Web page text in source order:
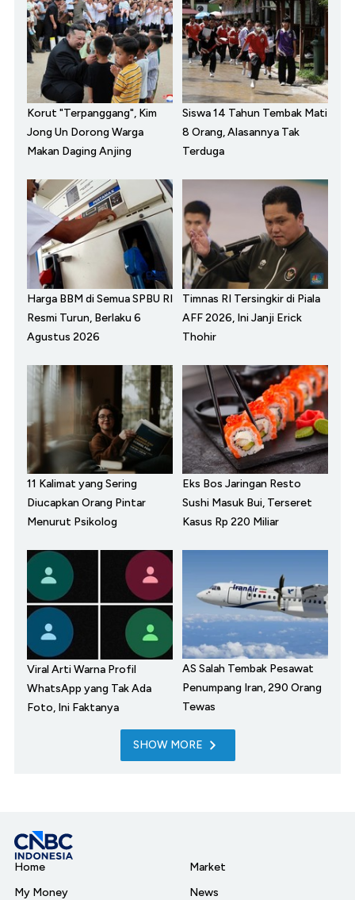
Korut "Terpanggang", Kim
Jong Un Dorong Warga
Makan Daging Anjing
Siswa 14 Tahun Tembak Mati
8 Orang, Alasannya Tak
Terduga
Harga BBM di Semua SPBU RI
Resmi Turun, Berlaku 6
Agustus 2026
Timnas RI Tersingkir di Piala
AFF 2026, Ini Janji Erick
Thohir
11 Kalimat yang Sering
Diucapkan Orang Pintar
Menurut Psikolog
Eks Bos Jaringan Resto
Sushi Masuk Bui, Terseret
Kasus Rp 220 Miliar
Viral Arti Warna Profil
WhatsApp yang Tak Ada
Foto, Ini Faktanya
AS Salah Tembak Pesawat
Penumpang Iran, 290 Orang
Tewas
SHOW MORE
Home
My Money
Market
News